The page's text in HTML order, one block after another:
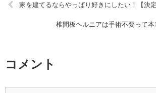
家を建てるならやっぱり好きにしたい！【決定
椎間板ヘルニアは手術不要って本
コメント